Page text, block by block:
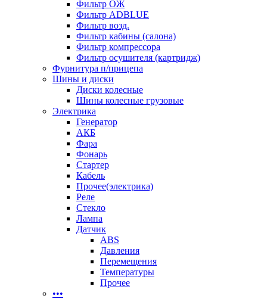
Фильтр ОЖ
Фильтр ADBLUE
Фильтр возд.
Фильтр кабины (салона)
Фильтр компрессора
Фильтр осушителя (картридж)
Фурнитура п/прицепа
Шины и диски
Диски колесные
Шины колесные грузовые
Электрика
Генератор
АКБ
Фара
Фонарь
Стартер
Кабель
Прочее(электрика)
Реле
Стекло
Лампа
Датчик
ABS
Давления
Перемещения
Температуры
Прочее
•••